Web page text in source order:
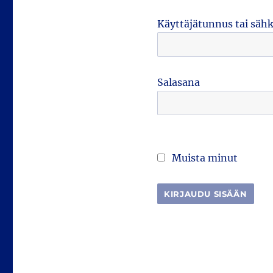
Käyttäjätunnus tai
Salasana
Muista minut